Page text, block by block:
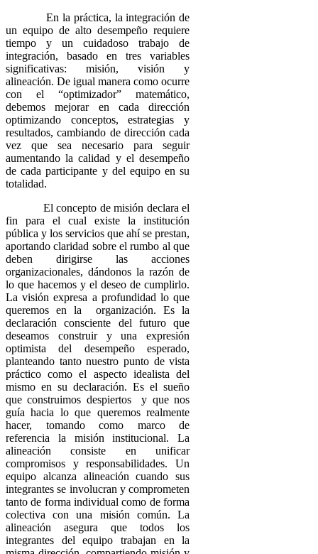
En la práctica, la integración de
un equipo de alto desempeño requiere
tiempo y un cuidadoso trabajo de
integración, basado en tres variables
significativas: misión, visión y
alineación. De igual manera como ocurre
con el “optimizador” matemático,
debemos mejorar en cada dirección
optimizando conceptos, estrategias y
resultados, cambiando de dirección cada
vez que sea necesario para seguir
aumentando la calidad y el desempeño
de cada participante y del equipo en su
totalidad.
El concepto de misión declara el
fin para el cual existe la institución
pública y los servicios que ahí se prestan,
aportando claridad sobre el rumbo al que
deben dirigirse las acciones
organizacionales, dándonos la razón de
lo que hacemos y el deseo de cumplirlo.
La visión expresa a profundidad lo que
queremos en la organización. Es la
declaración consciente del futuro que
deseamos construir y una expresión
optimista del desempeño esperado,
planteando tanto nuestro punto de vista
práctico como el aspecto idealista del
mismo en su declaración. Es el sueño
que construimos despiertos y que nos
guía hacia lo que queremos realmente
hacer, tomando como marco de
referencia la misión institucional. La
alineación consiste en unificar
compromisos y responsabilidades. Un
equipo alcanza alineación cuando sus
integrantes se involucran y comprometen
tanto de forma individual como de forma
colectiva con una misión común. La
alineación asegura que todos los
integrantes del equipo trabajan en la